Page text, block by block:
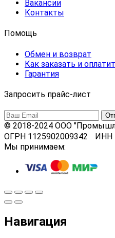
Вакансии
Контакты
Помощь
Обмен и возврат
Как заказать и
Гарантия
Запросить прайс-лист
© 2018-2024 ООО
ОГРН 1125902009342 ИНН
Мы принимаем:
Навигация